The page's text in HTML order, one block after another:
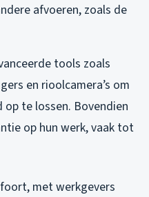
afvoeren, zoals de
tools zoals
en rioolcamera’s om
op te lossen. Bovendien
op hun werk, vaak tot
met werkgevers